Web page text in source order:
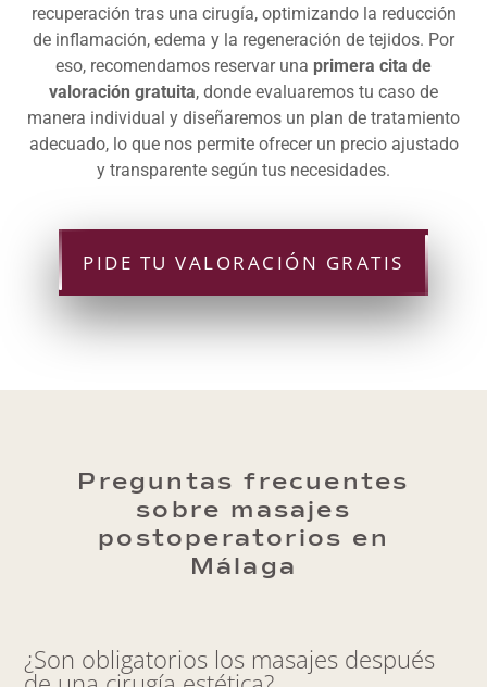
recuperación tras una cirugía, optimizando la reducción
de inflamación, edema y la regeneración de tejidos. Por
eso, recomendamos reservar una primera cita de
valoración gratuita, donde evaluaremos tu caso de
manera individual y diseñaremos un plan de tratamiento
adecuado, lo que nos permite ofrecer un precio ajustado
y transparente según tus necesidades.
PIDE TU VALORACIÓN GRATIS
Preguntas frecuentes
sobre masajes
postoperatorios en
Málaga
¿Son obligatorios los masajes después